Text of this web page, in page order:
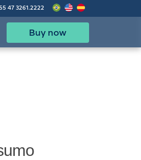
47 3261.2222
Buy now